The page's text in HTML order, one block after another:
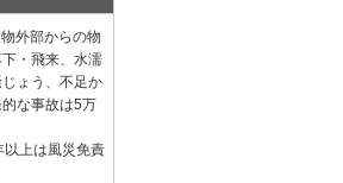
外部からの物
・飛来、水濡
ょう、不足か
な事故は5万
以上は風災免責